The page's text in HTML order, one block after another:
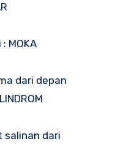
MOKA
dari depan
salinan dari